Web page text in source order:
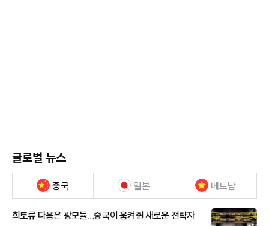
글로벌 뉴스
중국 일본 베트남
희토류 다음은 광모듈…중국이 움켜쥔 새로운 전략자